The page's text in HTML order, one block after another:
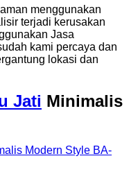
menggunakan
terjadi kerusakan
Jasa
kami percaya dan
lokasi dan
Jati Minimalis